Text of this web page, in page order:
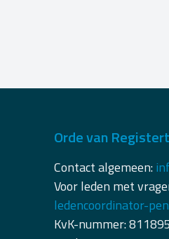
Orde van
Contact algemeen:
Voor leden met
ledencoordinator-
KvK-nummer: